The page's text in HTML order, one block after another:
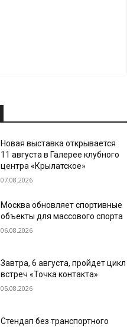
Новая выставка открывается
11 августа в Галерее клубного
центра «Крылатское»
07.08.2026
Москва обновляет спортивные
объекты для массового спорта
06.08.2026
Завтра, 6 августа, пройдет цикл
встреч «Точка контакта»
05.08.2026
Стендап без транспортного